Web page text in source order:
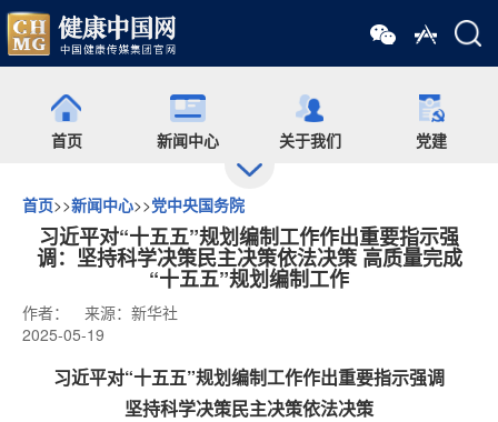
首页 新闻中心 关于我们 党建
出版 食药网 培训
药师在线 舆情
微信矩阵
首页>>新闻中心>>党中央国务院
习近平对“十五五”规划编制工作作出重要指示强
调：坚持科学决策民主决策依法决策 高质量完成
“十五五”规划编制工作
作者：
来源：新华社
2025-05-19
习近平对“十五五”规划编制工作作出重要指示强调
坚持科学决策民主决策依法决策